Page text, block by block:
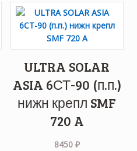
ULTRA SOLAR
ASIA 6СТ-90 (п.п.)
нижн крепл SMF
720 A
8450 ₽